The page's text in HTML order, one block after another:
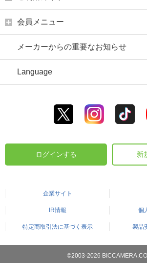
会員メニュー
メーカーからの重要なお知らせ
Language
ログインする 新
企業サイト
IR情報 個
特定商取引法に基づく表示 製品
©2003-2026